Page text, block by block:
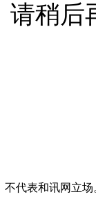
请稍后
代表和讯网立